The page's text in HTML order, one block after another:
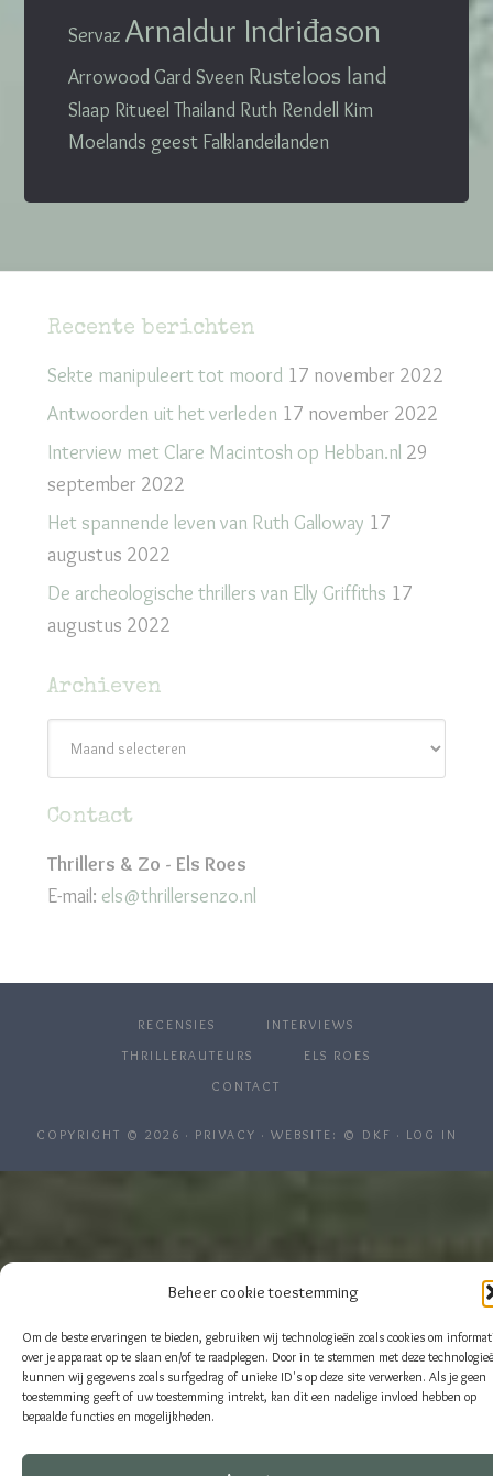
Beheer cookie toestemming
Om de beste ervaringen te bieden, gebruiken wij technologieën zoals cookies om
over je apparaat op te slaan en/of te raadplegen. Door in te stemmen met deze
kunnen wij gegevens zoals surfgedrag of unieke ID's op deze site verwerken. Als je geen
toestemming geeft of uw toestemming intrekt, kan dit een nadelige invloed hebben op
bepaalde functies en mogelijkheden.
Servaz Arnaldur Indriđason
ArrowoodGard Sveen Rusteloos land
Slaap RitueelThailand Ruth Rendell Kim
Moelands geest Falklandeilanden
Recente berichten
Sekte manipuleert tot moord 17 november 2022
Antwoorden uit het verleden 17 november 2022
Interview met Clare Macintosh op Hebban.nl 29
september 2022
Het spannende leven van Ruth Galloway 17
augustus 2022
De archeologische thrillers van Elly Griffiths 17
augustus 2022
Archieven
Contact
Thrillers & Zo - Els Roes
E-mail: els@thrillersenzo.nl
RECENSIES
INTERVIEWS
THRILLERAUTEURS
ELS ROES
CONTACT
COPYRIGHT © 2026 · PRIVACY · WEBSITE: © DKF · LOG IN